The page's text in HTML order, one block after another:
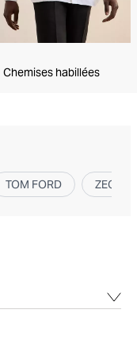
Chemises habillées
TOM FORD ZEGNA